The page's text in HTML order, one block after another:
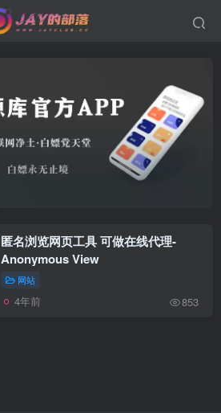
匿名浏览网页工具 可做在线代理-
Anonymous View
网站
4年前 853